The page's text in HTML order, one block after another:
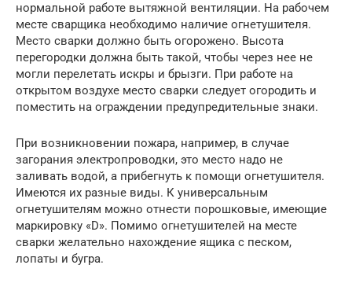
нормальной работе вытяжной вентиляции. На рабочем
месте сварщика необходимо наличие огнетушителя.
Место сварки должно быть огорожено. Высота
перегородки должна быть такой, чтобы через нее не
могли перелетать искры и брызги. При работе на
открытом воздухе место сварки следует огородить и
поместить на ограждении предупредительные знаки.
При возникновении пожара, например, в случае
загорания электропроводки, это место надо не
заливать водой, а прибегнуть к помощи огнетушителя.
Имеются их разные виды. К универсальным
огнетушителям можно отнести порошковые, имеющие
маркировку «D». Помимо огнетушителей на месте
сварки желательно нахождение ящика с песком,
лопаты и бугра.